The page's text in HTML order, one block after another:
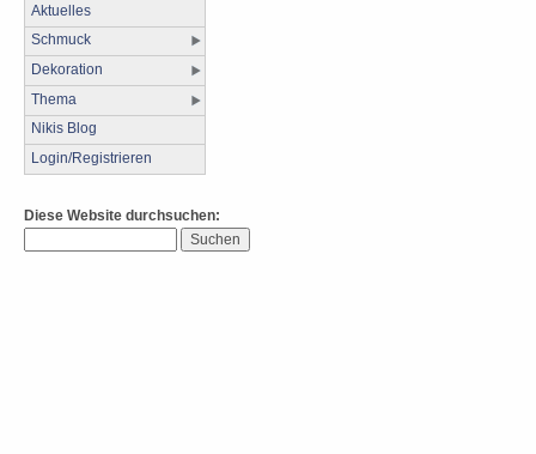
Aktuelles
Schmuck
Dekoration
Thema
Nikis Blog
Login/Registrieren
Diese Website durchsuchen: